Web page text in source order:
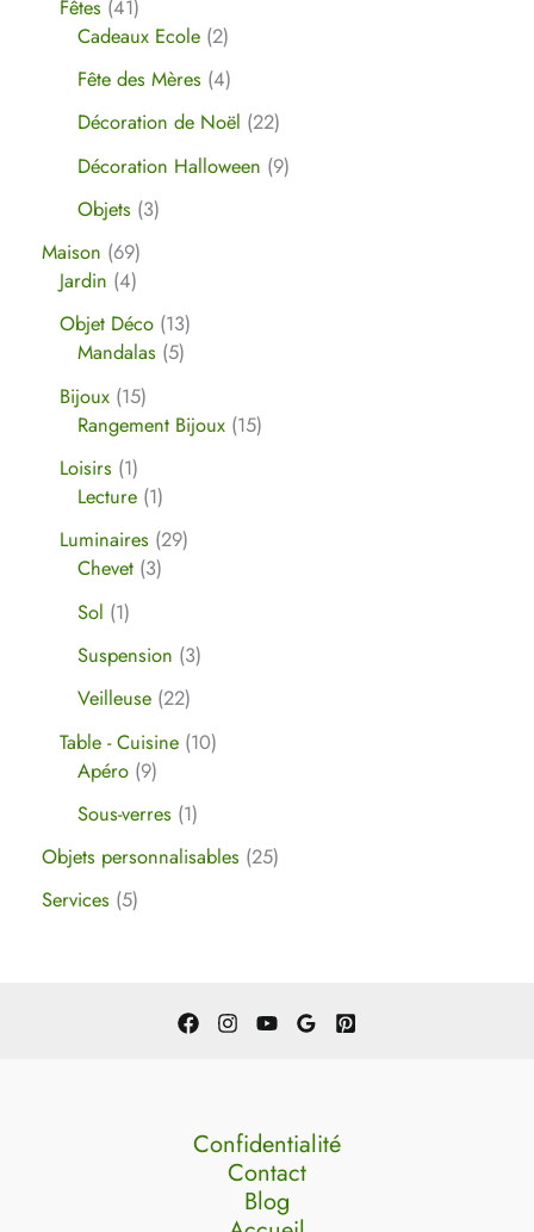
Fêtes 41
Cadeaux Ecole 2
Fête des Mères 4
Décoration de Noël 22
Décoration Halloween 9
Objets 3
Maison 69
Jardin 4
Objet Déco 13
Mandalas 5
Bijoux 15
Rangement Bijoux 15
Loisirs 1
Lecture 1
Luminaires 29
Chevet 3
Sol 1
Suspension 3
Veilleuse 22
Table - Cuisine 10
Apéro 9
Sous-verres 1
Objets personnalisables 25
Services 5
Confidentialité
Contact
Blog